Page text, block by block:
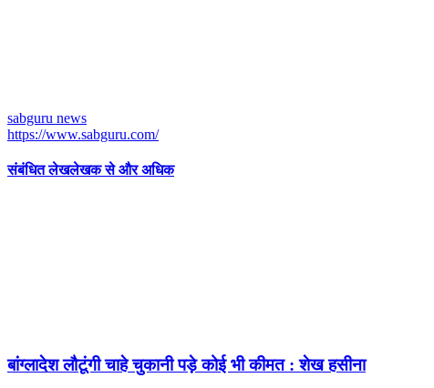
sabguru news
https://www.sabguru.com/
संबंधित लेखलेखक से और अधिक
बांग्लादेश लौटूंगी चाहे चुकानी पड़े कोई भी कीमत : शेख हसीना